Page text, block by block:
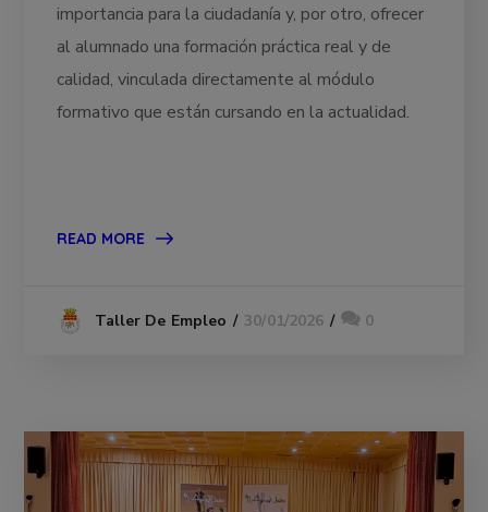
importancia para la ciudadanía y, por otro, ofrecer
al alumnado una formación práctica real y de
calidad, vinculada directamente al módulo
formativo que están cursando en la actualidad.
READ MORE
Taller De Empleo 30/01/2026 0